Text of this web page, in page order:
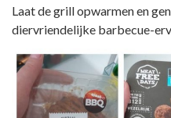
Laat de grill opwarmen en
diervriendelijke barbecue-